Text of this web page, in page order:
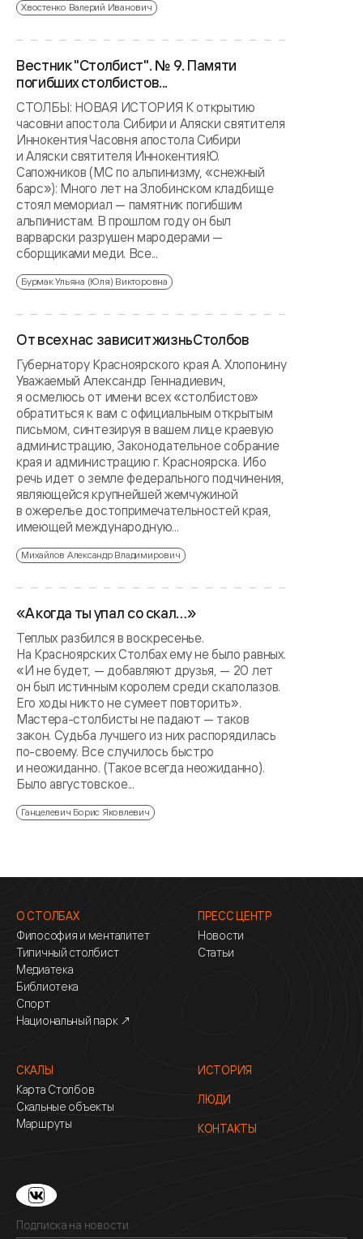
Хвостенко Валерий Иванович
Вестник "Столбист". № 9. Памяти
погибших столбистов...
СТОЛБЫ: НОВАЯ ИСТОРИЯ К открытию
часовни апостола Сибири и Аляски святителя
Иннокентия Часовня апостола Сибири
и Аляски святителя ИннокентияЮ.
Сапожников (МС по альпинизму, «снежный
барс»): Много лет на Злобинском кладбище
стоял мемориал — памятник погибшим
альпинистам. В прошлом году он был
варварски разрушен мародерами —
сборщиками меди. Все...
Бурмак Ульяна (Юля) Викторовна
От всех нас зависит жизньСтолбов
Губернатору Красноярского края А. Хлопонину
Уважаемый Александр Геннадиевич,
я осмелюсь от имени всех «столбистов»
обратиться к вам с официальным открытым
письмом, синтезируя в вашем лице краевую
администрацию, Законодательное собрание
края и администрацию г. Красноярска. Ибо
речь идет о земле федерального подчинения,
являющейся крупнейшей жемчужиной
в ожерелье достопримечательностей края,
имеющей международную...
Михайлов Александр Владимирович
«А когда ты упал со скал…»
Теплых разбился в воскресенье.
На Красноярских Столбах ему не было равных.
«И не будет, — добавляют друзья, — 20 лет
он был истинным королем среди скалолазов.
Его ходы никто не сумеет повторить».
Мастера-столбисты не падают — таков
закон. Судьба лучшего из них распорядилась
по-своему. Все случилось быстро
и неожиданно. (Такое всегда неожиданно).
Было августовское...
Ганцелевич Борис Яковлевич
О СТОЛБАХ
Философия и менталитет
Типичный столбист
Медиатека
Библиотека
Спорт
Национальный парк ↗
ПРЕСС ЦЕНТР
Новости
Статьи
СКАЛЫ
Карта Столбов
Скальные объекты
Маршруты
ИСТОРИЯ
ЛЮДИ
КОНТАКТЫ
Подписка на новости